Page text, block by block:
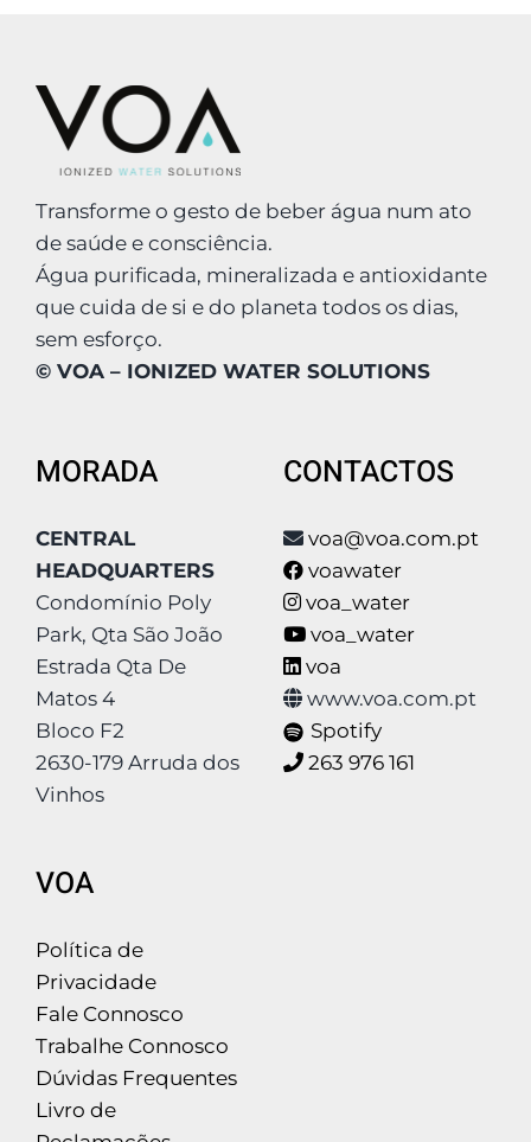
Transforme o gesto de beber água num ato
de saúde e consciência.
Água purificada, mineralizada e antioxidante
que cuida de si e do planeta todos os dias,
sem esforço.
© VOA – IONIZED WATER SOLUTIONS
MORADA
CENTRAL
HEADQUARTERS
Condomínio Poly
Park, Qta São João
Estrada Qta De
Matos 4
Bloco F2
2630-179 Arruda dos
Vinhos
CONTACTOS
voa@voa.com.pt
voawater
voa_water
voa_water
voa
www.voa.com.pt
Spotify
263 976 161
VOA
Política de
Privacidade
Fale Connosco
Trabalhe Connosco
Dúvidas Frequentes
Livro de